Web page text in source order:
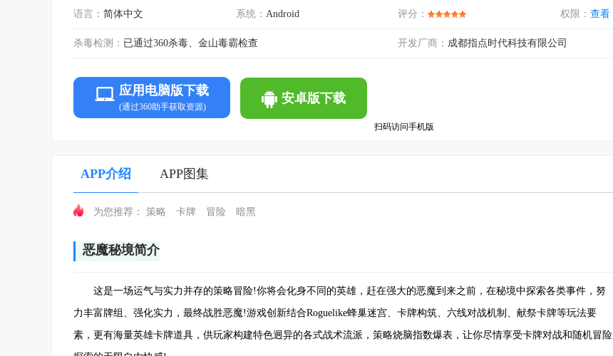
语言： 简体中文 系统： Android 评分： 权限： 查看
杀毒检测： 已通过360杀毒、金山毒霸检查 开发厂商： 成都指点时代科技有限公司
应用电脑版下载
(通过360助手获取资源)
安卓版下载
扫码访问手机版
APP介绍 APP图集
为您推荐： 策略 卡牌 冒险 暗黑
恶魔秘境简介
这是一场运气与实力并存的策略冒险!你将会化身不同的英雄，赶在强大的恶魔到来之前，在秘境中探索各类事件，努
力丰富牌组、强化实力，最终战胜恶魔!游戏创新结合Roguelike蜂巢迷宫、卡牌构筑、六线对战机制、献祭卡牌等玩法要
素，更有海量英雄卡牌道具，供玩家构建特色迥异的各式战术流派，策略烧脑指数爆表，让你尽情享受卡牌对战和随机冒险